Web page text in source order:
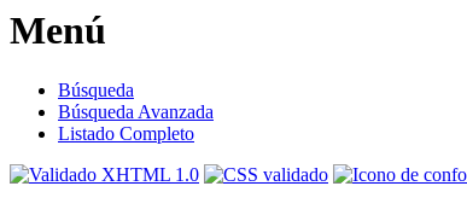
Menú
Búsqueda
Búsqueda Avanzada
Listado Completo